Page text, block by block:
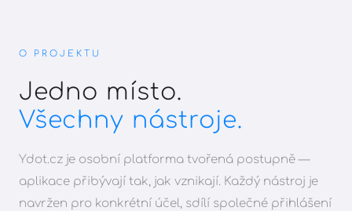
O PROJEKTU
Jedno místo.
Všechny nástroje.
Ydot.cz je osobní platforma tvořená postupně —
aplikace přibývají tak, jak vznikají. Každý nástroj je
navržen pro konkrétní účel, sdílí společné přihlášení